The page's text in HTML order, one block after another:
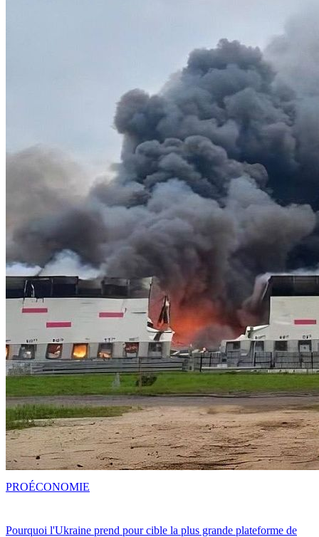
Pourquoi l'Ukraine prend pour cible la plus grande plateforme de
PROÉCONOMIE